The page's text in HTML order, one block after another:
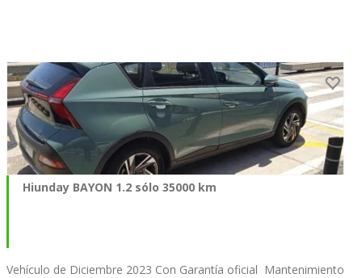
Hiunday BAYON 1.2 sólo 35000 km
Vehículo de Diciembre 2023 Con Garantía oficial Mantenimiento